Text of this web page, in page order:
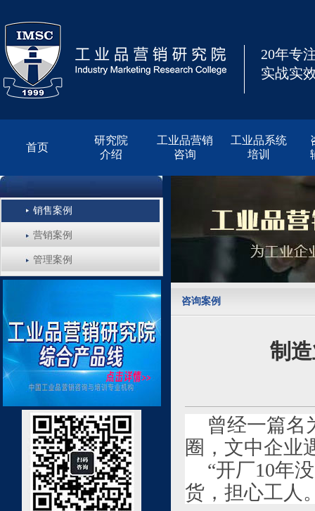
20年专
实战实
首页
研究院
介绍
工业品营销
咨询
工业品系统
培训
销售案例
营销案例
管理案例
咨询案例
制
曾经一篇名
圈，文中企业
“开厂10年
货，担心工人